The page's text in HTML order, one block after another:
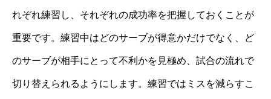
れぞれ練習し、それぞれの成功率を把握しておくことが
重要です。練習中はどのサーブが得意かだけでなく、ど
のサーブが相手にとって不利かを見極め、試合の流れで
切り替えられるようにします。練習ではミスを減らすこ